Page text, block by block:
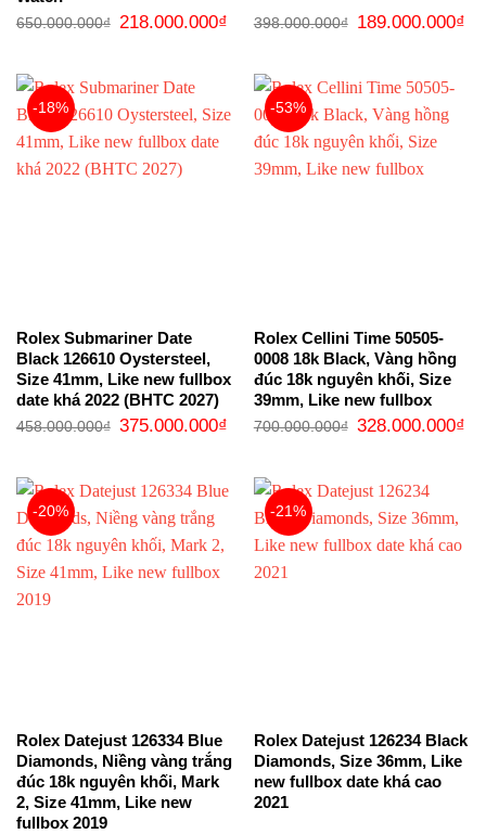
650.000.000₫
Giá
gốc
218.000.000₫Giá
hiện
218.000.000₫.
398.000.000₫
Giá
gốc
189.000.000₫
-18%
Rolex Submariner Date
Black 126610 Oystersteel,
Size 41mm, Like new fullbox
date khá 2022 (BHTC 2027)
458.000.000₫
Giá
gốc
375.000.000₫Giá
375.000.000₫.
-53%
Rolex Cellini Time 50505-
0008 18k Black, Vàng hồng
đúc 18k nguyên khối, Size
39mm, Like new fullbox
700.000.000₫
Giá
gốc
328.000.000₫
-20%
Rolex Datejust 126334 Blue
Diamonds, Niềng vàng trắng
đúc 18k nguyên khối, Mark
2, Size 41mm, Like new
fullbox 2019
-21%
Rolex Datejust 126234 Black
Diamonds, Size 36mm, Like
new fullbox date khá cao
2021